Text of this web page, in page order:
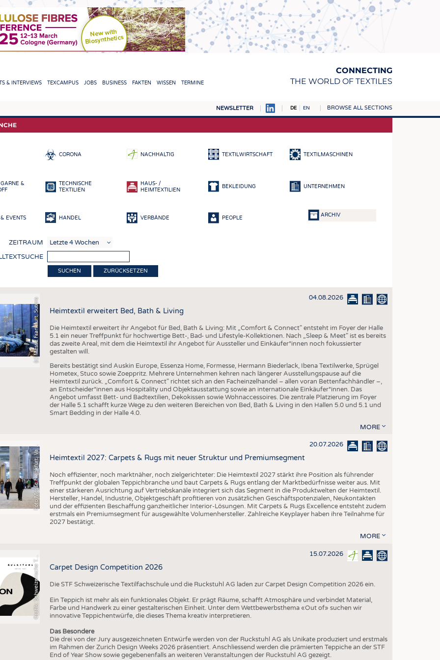
CONNECTING
THE WORLD OF TEXTILES
& INTERVIEWS TEXCAMPUS JOBS BUSINESS FAKTEN WISSEN TERMINE
NEWSLETTER DE EN BROWSE ALL SECTIONS
TEXTILE LEADERSHIP FASERN
GEWEBE
VLIESSTOFFE
KREISLAUFWIRTSCHAFT
TECHNISCHE TEXTILIEN
SMART TEXTILES
MEDIZIN
HAUS- UND HEIMTEXTILIEN
UNTERNEHMEN
AUSSCHREIBUNGEN
DTV AUSSCHREIBUNGSDIENST
STATISTICS
TERMINE
BRANCHENTERMINE
CORONA NACHHALTIG TEXTILWIRTSCHAFT TEXTILMASCHINEN
&
TECHNISCHE
TEXTILIEN
HAUS- /
HEIMTEXTILIEN
BEKLEIDUNG UNTERNEHMEN
EVENTS HANDEL VERBÄNDE PEOPLE ARCHIV
ZEITRAUM
ZURÜCKSETZEN
(c) Messe Frankfurt, Sutera 04.08.2026
Heimtextil erweitert Bed, Bath & Living
Die Heimtextil erweitert ihr Angebot für Bed, Bath & Living: Mit „Comfort & Connect" entsteht im Foyer der Halle
5.1 ein neuer Treffpunkt für hochwertige Bett-, Bad- und Lifestyle-Kollektionen. Nach „Sleep & Meet" ist es bereits
das zweite Areal, mit dem die Heimtextil ihr Angebot für Aussteller und Einkäufer*innen noch fokussierter
gestalten will.
Bereits bestätigt sind Auskin Europe, Essenza Home, Formesse, Hermann Biederlack, Ibena Textilwerke, Sprügel
Hometex, Stuco sowie Zoeppritz. Mehrere Unternehmen kehren nach längerer Ausstellungspause auf die
Heimtextil zurück. „Comfort & Connect" richtet sich an den Facheinzelhandel – allen voran Bettenfachhändler –,
an Entscheider*innen aus Hospitality und Objektausstattung sowie an internationale Einkäufer*innen. Das
Angebot umfasst Bett- und Badtextilien, Dekokissen sowie Wohnaccessoires. Die zentrale Platzierung im Foyer
der Halle 5.1 schafft kurze Wege zu den weiteren Bereichen von Bed, Bath & Living in den Hallen 5.0 und 5.1 und
Smart Bedding in der Halle 4.0.
MORE
F
o
t
o
M
e
s
s
e
F
r
a
n
k
f
u
r
t
,
V
a
l
e
n
t
i
n 20.07.2026
Heimtextil 2027: Carpets & Rugs mit neuer Struktur und Premiumsegment
Noch effizienter, noch marktnäher, noch zielgerichteter: Die Heimtextil 2027 stärkt ihre Position als führender
Treffpunkt der globalen Teppichbranche und baut Carpets & Rugs entlang der Marktbedürfnisse weiter aus. Mit
einer stärkeren Ausrichtung auf Vertriebskanäle integriert sich das Segment in die Produktwelten der Heimtextil.
Hersteller, Handel, Industrie, Objektgeschäft profitieren von zusätzlichen Geschäftspotenzialen, Neukontakten
und der effizienten Beschaffung ganzheitlicher Interior-Lösungen. Mit Carpets & Rugs Excellence entsteht zudem
erstmals ein Premiumsegment für ausgewählte Volumenhersteller. Zahlreiche Keyplayer haben ihre Teilnahme für
2027 bestätigt.
MORE
r
a
f
i
k
:
S
c
h
w
e
i
z
e
r
i
s
c
h
e
T
e
t
i
l
f
a
c
h
s
c
h
u
l
e
S
T 15.07.2026
Carpet Design Competition 2026
Die STF Schweizerische Textilfachschule und die Ruckstuhl AG laden zur Carpet Design Competition 2026 ein.
Ein Teppich ist mehr als ein funktionales Objekt. Er prägt Räume, schafft Atmosphäre und verbindet Material,
Farbe und Handwerk zu einer gestalterischen Einheit. Unter dem Wettbewerbsthema «Out of» suchen wir
innovative Teppichentwürfe, die dieses Thema kreativ interpretieren.
Das Besondere
Die drei von der Jury ausgezeichneten Entwürfe werden von der Ruckstuhl AG als Unikate produziert und erstmals
im Rahmen der Zurich Design Weeks 2026 präsentiert. Anschliessend werden die prämierten Teppiche an der STF
End of Year Show sowie gegebenenfalls an weiteren Veranstaltungen der Ruckstuhl AG gezeigt.